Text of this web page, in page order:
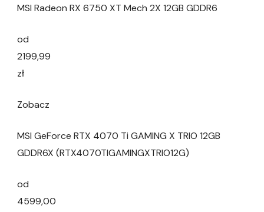
MSI Radeon RX 6750 XT Mech 2X 12GB GDDR6
od
2199,99
zł
Zobacz
MSI GeForce RTX 4070 Ti GAMING X TRIO 12GB
GDDR6X (RTX4070TIGAMINGXTRIO12G)
od
4599,00